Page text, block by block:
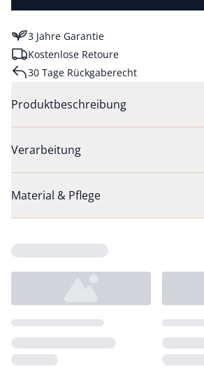
3 Jahre Garantie
Kostenlose Retoure
30 Tage Rückgaberecht
Produktbeschreibung
Verarbeitung
Material & Pflege